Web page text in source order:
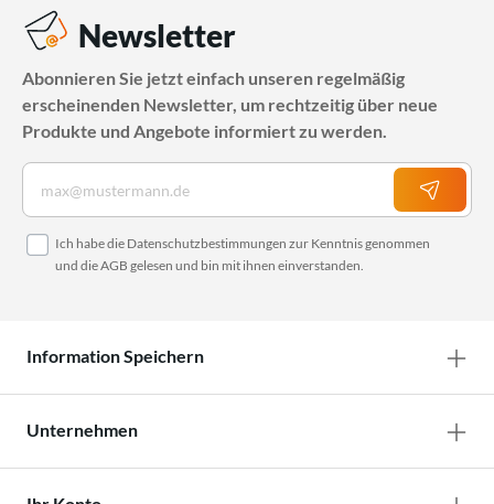
Newsletter
Abonnieren Sie jetzt einfach unseren regelmäßig
erscheinenden Newsletter, um rechtzeitig über neue
Produkte und Angebote informiert zu werden.
Ich habe die Datenschutzbestimmungen zur Kenntnis genommen
und dieAGB gelesen und bin mit ihnen einverstanden.
Information Speichern
Unternehmen